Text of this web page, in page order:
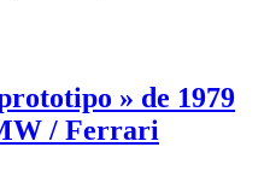
» de 1979
/ Ferrari